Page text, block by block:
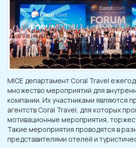
MICE департамент Coral Travel
множество мероприятий для
компании. Их участниками являются
агентств Coral Travel, для которых
мотивационные мероприятия,
Такие мероприятия проводятся в
представителями отелей и